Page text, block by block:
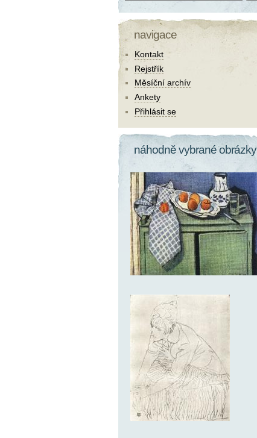
navigace
Kontakt
Rejstřík
Měsíční archív
Ankety
Přihlásit se
náhodně vybrané obrázky